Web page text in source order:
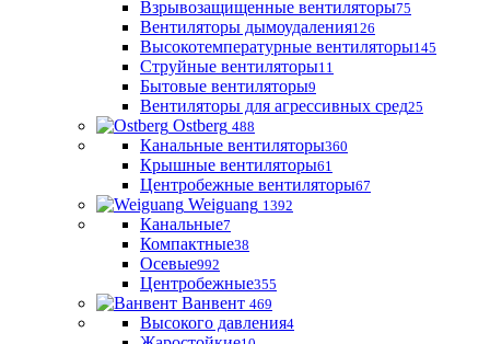
Взрывозащищенные вентиляторы75
Вентиляторы дымоудаления126
Высокотемпературные вентиляторы145
Струйные вентиляторы11
Бытовые вентиляторы9
Вентиляторы для агрессивных сред25
Ostberg 488
Канальные вентиляторы360
Крышные вентиляторы61
Центробежные вентиляторы67
Weiguang 1392
Канальные7
Компактные38
Осевые992
Центробежные355
Ванвент 469
Высокого давления4